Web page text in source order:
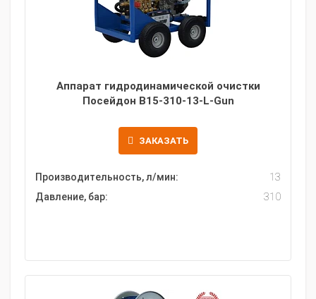
Аппарат гидродинамической очистки
Посейдон B15-310-13-L-Gun
ЗАКАЗАТЬ
Производительность, л/мин:
13
Давление, бар:
310